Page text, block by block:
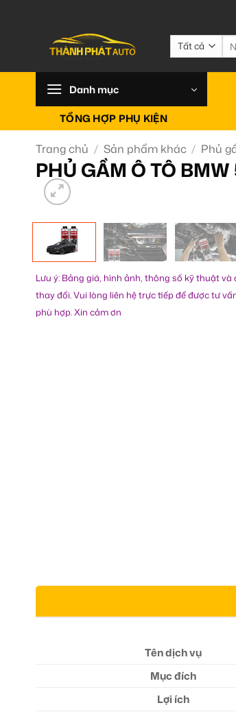
Danh mục
TỔNG HỢP PHỤ KIỆN
Trang chủ / Sản phẩm khác / Phủ
PHỦ GẦM Ô TÔ
Lưu ý: Bảng giá, hình ảnh, thông số kỹ thuật
thay đổi. Vui lòng liên hệ trực tiếp để được tư
phù hợp. Xin cảm ơn
Tên dịch vụ
Mục đích
Lợi ích